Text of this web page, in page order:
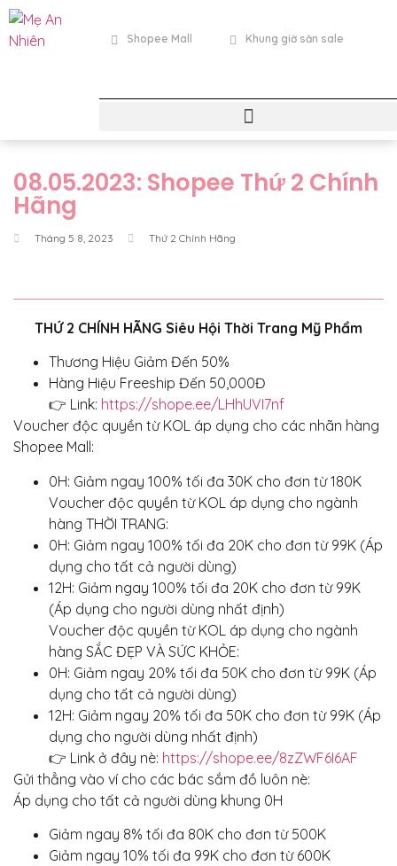
Shopee Mall Khung giờ săn sale
08.05.2023: Shopee Thứ 2 Chính
Hãng
Tháng 5 8, 2023 Thứ 2 Chính Hãng
THỨ 2 CHÍNH HÃNG Siêu Hội Thời Trang Mỹ Phẩm
Thương Hiệu Giảm Đến 50%
Hàng Hiệu Freeship Đến 50,000Đ
👉 Link: https://shope.ee/LHhUVI7nf
Voucher độc quyền từ KOL áp dụng cho các nhãn hàng
Shopee Mall:
0H: Giảm ngay 100% tối đa 30K cho đơn từ 180K
Voucher độc quyền từ KOL áp dụng cho ngành
hàng THỜI TRANG:
0H: Giảm ngay 100% tối đa 20K cho đơn từ 99K (Áp
dụng cho tất cả người dùng)
12H: Giảm ngay 100% tối đa 20K cho đơn từ 99K
(Áp dụng cho người dùng nhất định)
Voucher độc quyền từ KOL áp dụng cho ngành
hàng SẮC ĐẸP VÀ SỨC KHỎE:
0H: Giảm ngay 20% tối đa 50K cho đơn từ 99K (Áp
dụng cho tất cả người dùng)
12H: Giảm ngay 20% tối đa 50K cho đơn từ 99K (Áp
dụng cho người dùng nhất định)
👉 Link ở đây nè: https://shope.ee/8zZWF6I6AF
Gửi thẳng vào ví cho các bác sắm đồ luôn nè:
Áp dụng cho tất cả người dùng khung 0H
Giảm ngay 8% tối đa 80K cho đơn từ 500K
Giảm ngay 10% tối đa 99K cho đơn từ 600K